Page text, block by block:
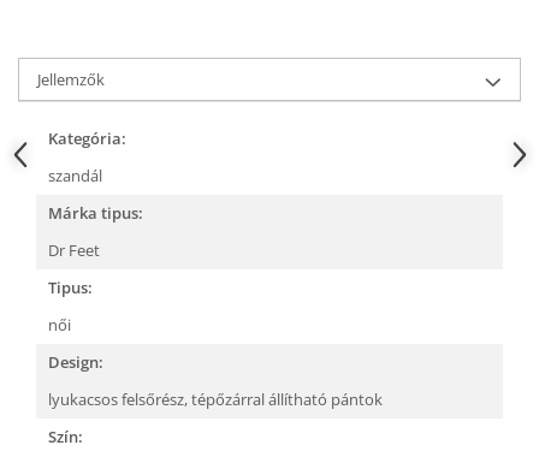
Jellemzők
Kategória:
szandál
Márka tipus:
Dr Feet
Tipus:
női
Design:
lyukacsos felsőrész,tépőzárral állítható pántok
Szín: